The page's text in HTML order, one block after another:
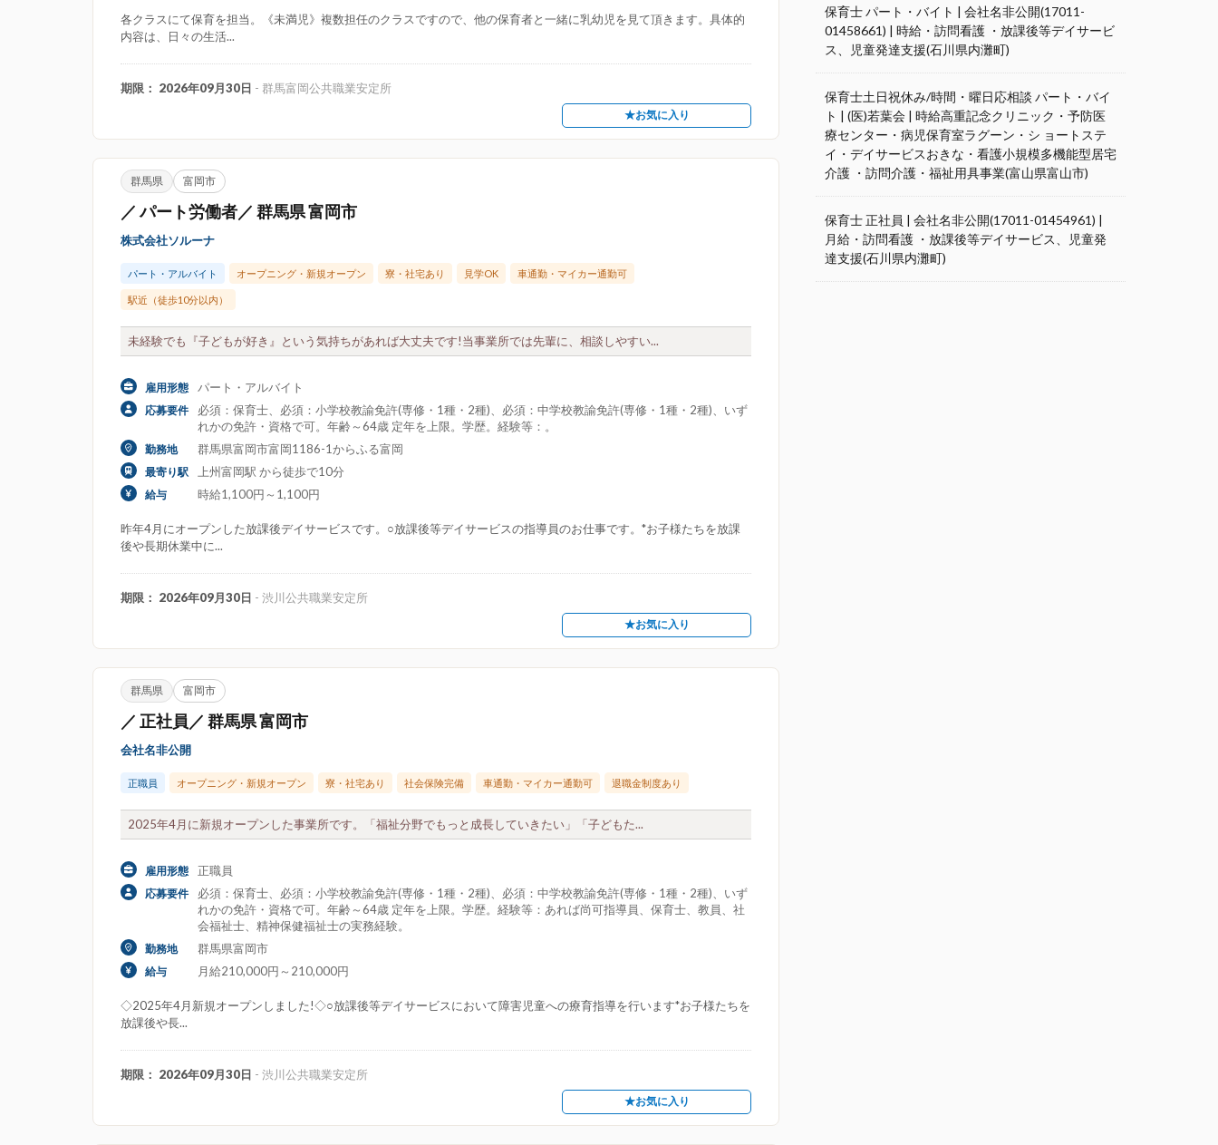
各クラスにて保育を担当。《未満児》複数担任のクラスですので、他の保育者と一緒に乳幼児を見て頂きます。具体的
内容は、日々の生活...
期限： 2026年09月30日 - 群馬富岡公共職業安定所
★お気に入り
群馬県 富岡市
／ パート労働者／ 群馬県 富岡市
株式会社ソルーナ
パート・アルバイト オープニング・新規オープン 寮・社宅あり 見学OK 車通勤・マイカー通勤可
駅近（徒歩10分以内）
未経験でも『子どもが好き』という気持ちがあれば大丈夫です!当事業所では先輩に、相談しやすい...
雇用形態 パート・アルバイト
応募要件
必須：保育士、必須：小学校教諭免許(専修・1種・2種)、必須：中学校教諭免許(専修・1種・2種)、いず
れかの免許・資格で可。年齢～64歳 定年を上限。学歴。経験等：。
勤務地 群馬県富岡市富岡1186-1からふる富岡
最寄り駅 上州富岡駅 から徒歩で10分
給与 時給1,100円～1,100円
昨年4月にオープンした放課後デイサービスです。○放課後等デイサービスの指導員のお仕事です。*お子様たちを放課
後や長期休業中に...
期限： 2026年09月30日 - 渋川公共職業安定所
★お気に入り
群馬県 富岡市
／ 正社員／ 群馬県 富岡市
会社名非公開
正職員 オープニング・新規オープン 寮・社宅あり 社会保険完備 車通勤・マイカー通勤可 退職金制度あり
2025年4月に新規オープンした事業所です。「福祉分野でもっと成長していきたい」「子どもた...
雇用形態 正職員
応募要件
必須：保育士、必須：小学校教諭免許(専修・1種・2種)、必須：中学校教諭免許(専修・1種・2種)、いず
れかの免許・資格で可。年齢～64歳 定年を上限。学歴。経験等：あれば尚可指導員、保育士、教員、社
会福祉士、精神保健福祉士の実務経験。
勤務地 群馬県富岡市
給与 月給210,000円～210,000円
◇2025年4月新規オープンしました!◇○放課後等デイサービスにおいて障害児童への療育指導を行います*お子様たちを
放課後や長...
期限： 2026年09月30日 - 渋川公共職業安定所
★お気に入り
保育士 パート・バイト | 会社名非公開(17011-
01458661) | 時給・訪問看護 ・放課後等デイサービ
ス、児童発達支援(石川県内灘町)
保育士土日祝休み/時間・曜日応相談 パート・バイ
ト | (医)若葉会 | 時給高重記念クリニック・予防医
療センター・病児保育室ラグーン・シ ョートステ
イ・デイサービスおきな・看護小規模多機能型居宅
介護 ・訪問介護・福祉用具事業(富山県富山市)
保育士 正社員 | 会社名非公開(17011-01454961) |
月給・訪問看護 ・放課後等デイサービス、児童発
達支援(石川県内灘町)